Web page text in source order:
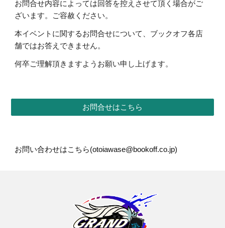
お問合せ内容によっては回答を控えさせて頂く場合がご
ざいます。ご容赦ください。
本イベントに関するお問合せについて、ブックオフ各店
舗ではお答えできません。
何卒ご理解頂きますようお願い申し上げます。
お問合せはこちら
お問い合わせはこちら(otoiawase@bookoff.co.jp)